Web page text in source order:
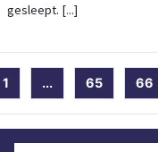
gesleept. [...]
1 ... 65 66